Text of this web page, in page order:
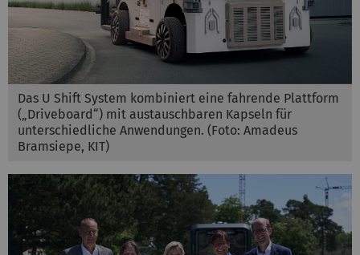
Das U Shift System kombiniert eine fahrende Plattform
(„Driveboard“) mit austauschbaren Kapseln für
unterschiedliche Anwendungen. (Foto: Amadeus
Bramsiepe, KIT)